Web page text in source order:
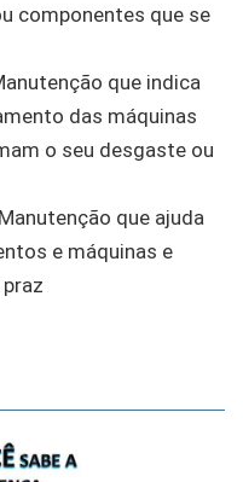
componentes que se
que indica
das máquinas
o seu desgaste ou
que ajuda
e máquinas e